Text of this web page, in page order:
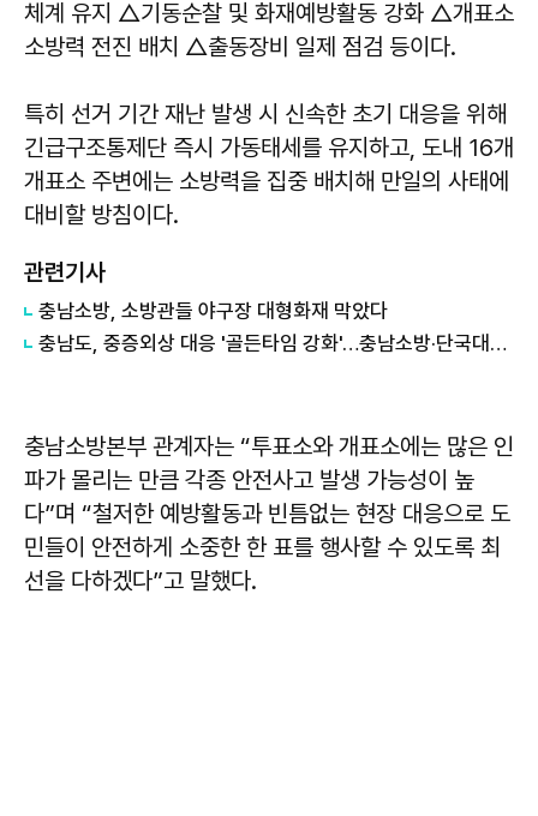
체계 유지 △기동순찰 및 화재예방활동 강화 △개표소
소방력 전진 배치 △출동장비 일제 점검 등이다.
특히 선거 기간 재난 발생 시 신속한 초기 대응을 위해
긴급구조통제단 즉시 가동태세를 유지하고, 도내 16개
개표소 주변에는 소방력을 집중 배치해 만일의 사태에
대비할 방침이다.
관련기사
충남소방, 소방관들 야구장 대형화재 막았다
충남도, 중증외상 대응 '골든타임 강화'…충남소방·단국대병원 손잡았다
충남소방본부 관계자는 “투표소와 개표소에는 많은 인
파가 몰리는 만큼 각종 안전사고 발생 가능성이 높
다”며 “철저한 예방활동과 빈틈없는 현장 대응으로 도
민들이 안전하게 소중한 한 표를 행사할 수 있도록 최
선을 다하겠다”고 말했다.